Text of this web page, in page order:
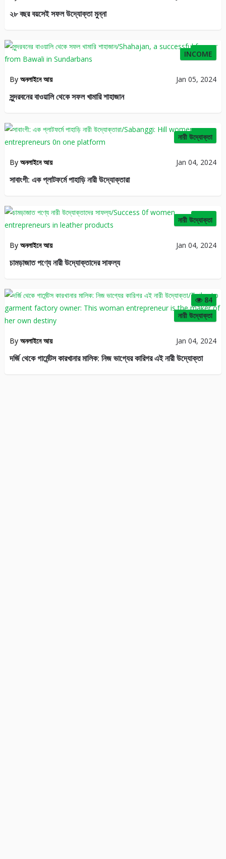
২৮ বছর বয়সেই সফল উদ্যোক্তা মুন্না
32
INCOME
By অনলাইনে আয় Jan 05, 2024
সুন্দরবনের বাওয়ালি থেকে সফল খামারি শাহাজান
41
নারী উদ্যোক্তা
By অনলাইনে আয় Jan 04, 2024
সাবাংগী: এক প্লাটফর্মে পাহাড়ি নারী উদ্যোক্তারা
53
নারী উদ্যোক্তা
By অনলাইনে আয় Jan 04, 2024
চামড়াজাত পণ্যে নারী উদ্যোক্তাদের সাফল্য
84
নারী উদ্যোক্তা
By অনলাইনে আয় Jan 04, 2024
দর্জি থেকে গার্মেন্টস কারখানার মালিক: নিজ ভাগ্যের কারিগর এই নারী উদ্যোক্তা